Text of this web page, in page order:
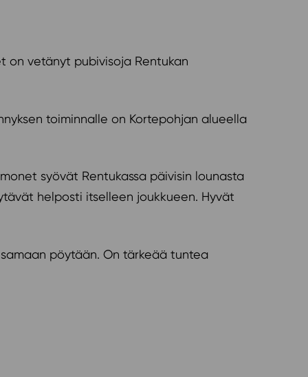
on vetänyt pubivisoja Rentukan
toiminnalle on Kortepohjan alueella
syövät Rentukassa päivisin lounasta
helposti itselleen joukkueen. Hyvät
pöytään. On tärkeää tuntea